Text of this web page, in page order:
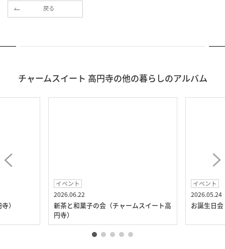
戻る
チャームスイート 高円寺の他の暮らしのアルバム
）
イベント
2026.06.22
新茶と和菓子の会（チャームスイート高
円寺）
イベント
2026.05.24
お誕生日